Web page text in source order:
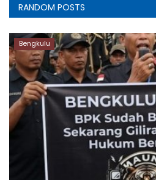
RANDOM POSTS
Bengkulu